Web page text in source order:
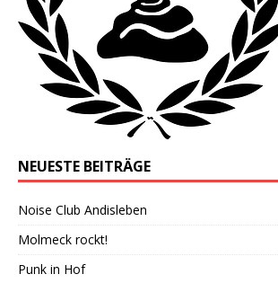
NEUESTE BEITRÄGE
Noise Club Andisleben
Molmeck rockt!
Punk in Hof